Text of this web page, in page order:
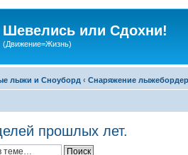
Шевелись или Сдохни!
(Движение=Жизнь)
лыжи и Сноуборд ‹ Снаряжение
прошлых лет.